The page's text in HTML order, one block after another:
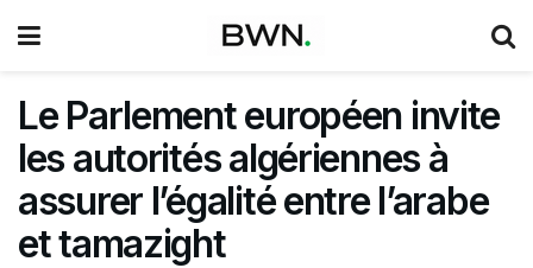
Le Parlement européen invite
les autorités algériennes à
assurer l’égalité entre l’arabe
et tamazight